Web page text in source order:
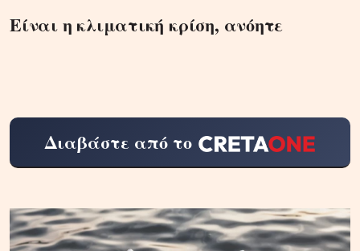
Είναι η κλιματική κρίση, ανόητε
Διαβάστε από το